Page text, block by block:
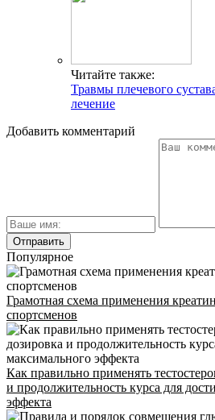
Читайте также:
Травмы плечевого
лечение
Добавить комментарий
Популярное
Грамотная схема применения
спортсменов
Как правильно применять
и продолжительность курса для
эффекта